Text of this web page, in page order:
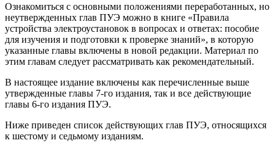
Ознакомиться с основными положениями переработанных, но
неутвержденных глав ПУЭ можно в книге «Правила
устройства электроустановок в вопросах и ответах: пособие
для изучения и подготовки к проверке знаний», в которую
указанные главы включены в новой редакции. Материал по
этим главам следует рассматривать как рекомендательный.
В настоящее издание включены как перечисленные выше
утвержденные главы 7-го издания, так и все действующие
главы 6-го издания ПУЭ.
Ниже приведен список действующих глав ПУЭ, относящихся
к шестому и седьмому изданиям.